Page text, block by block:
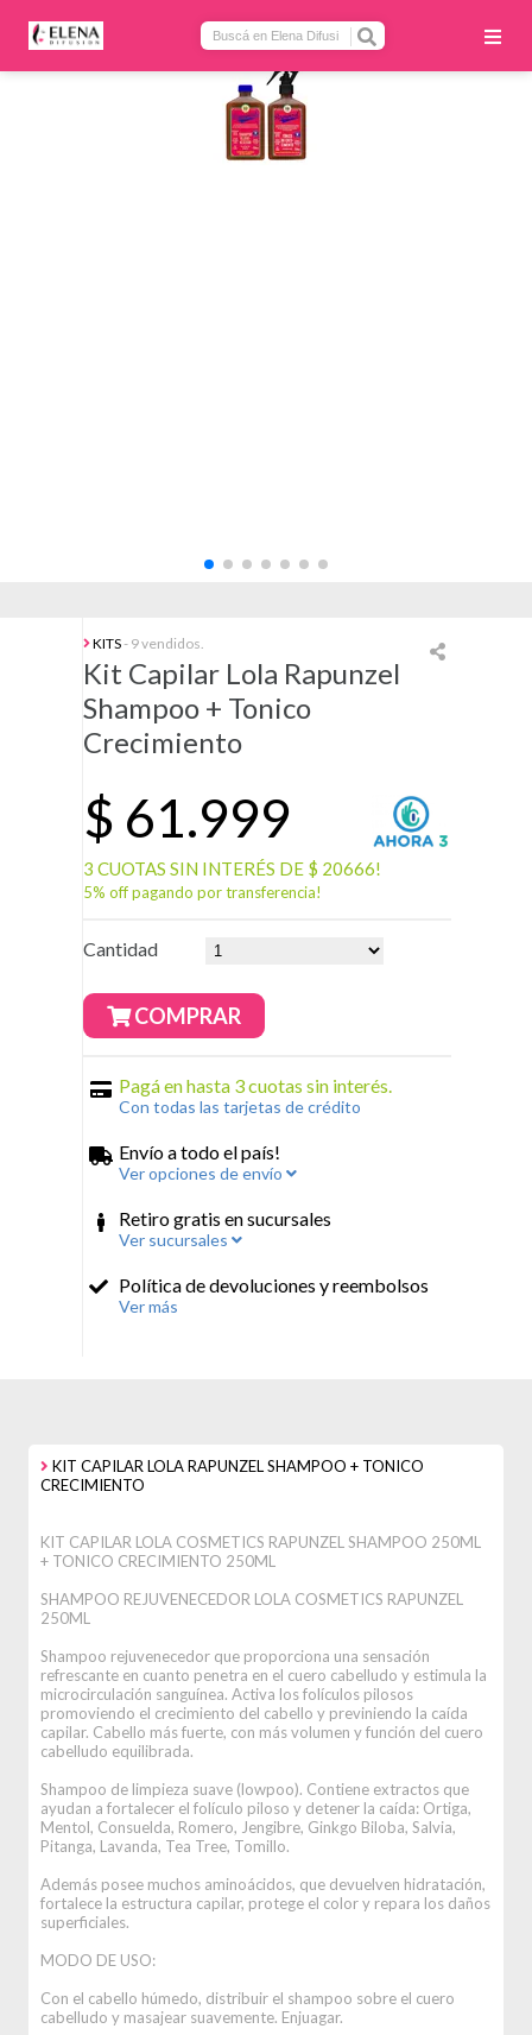
KITS- 9 vendidos.
Kit Capilar Lola Rapunzel
Shampoo + Tonico
Crecimiento
$ 61.999
3 CUOTAS SIN INTERÉS DE $ 20666!
5% off pagando por transferencia!
Cantidad
COMPRAR
Pagá en hasta 3 cuotas sin interés.
Con todas las tarjetas de crédito
Envío a todo el país!
Ver opciones de envío
Retiro gratis en sucursales
Ver sucursales
Política de devoluciones y reembolsos
Ver más
KIT CAPILAR LOLA RAPUNZEL SHAMPOO + TONICO
CRECIMIENTO
KIT CAPILAR LOLA COSMETICS RAPUNZEL SHAMPOO 250ML
+ TONICO CRECIMIENTO 250ML
SHAMPOO REJUVENECEDOR LOLA COSMETICS RAPUNZEL
250ML
Shampoo rejuvenecedor que proporciona una sensación
refrescante en cuanto penetra en el cuero cabelludo y estimula la
microcirculación sanguínea. Activa los folículos pilosos
promoviendo el crecimiento del cabello y previniendo la caída
capilar. Cabello más fuerte, con más volumen y función del cuero
cabelludo equilibrada.
Shampoo de limpieza suave (lowpoo). Contiene extractos que
ayudan a fortalecer el folículo piloso y detener la caída: Ortiga,
Mentol, Consuelda, Romero, Jengibre, Ginkgo Biloba, Salvia,
Pitanga, Lavanda, Tea Tree, Tomillo.
Además posee muchos aminoácidos, que devuelven hidratación,
fortalece la estructura capilar, protege el color y repara los daños
superficiales.
MODO DE USO:
Con el cabello húmedo, distribuir el shampoo sobre el cuero
cabelludo y masajear suavemente. Enjuagar.